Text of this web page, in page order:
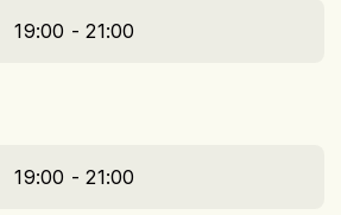
19:00 - 21:00
19:00 - 21:00